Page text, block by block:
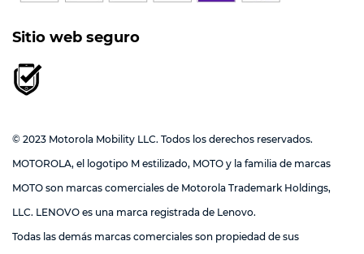
Sitio web seguro
© 2023 Motorola Mobility LLC. Todos los derechos reservados.
MOTOROLA, el logotipo M estilizado, MOTO y la familia de marcas
MOTO son marcas comerciales de Motorola Trademark Holdings,
LLC. LENOVO es una marca registrada de Lenovo.
Todas las demás marcas comerciales son propiedad de sus